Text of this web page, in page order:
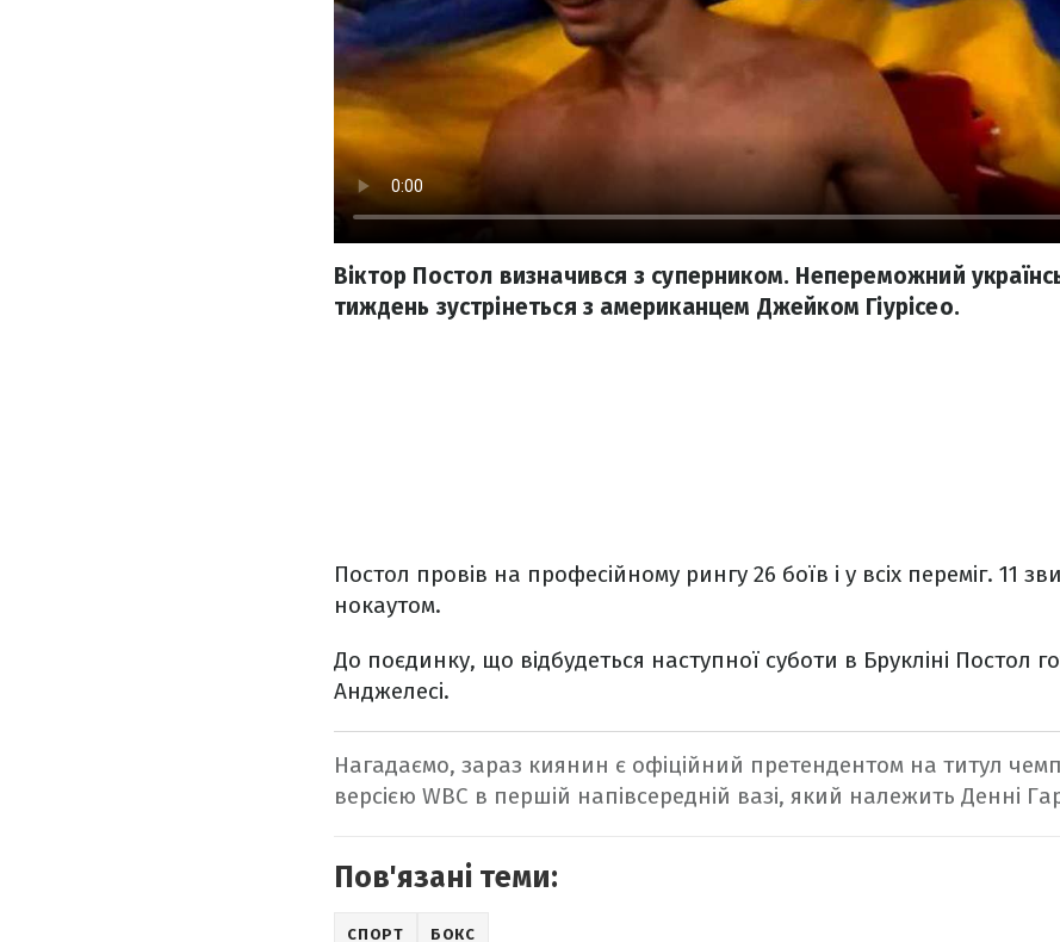
Віктор Постол визначився з суперником. Непереможний
тиждень зустрінеться з американцем Джейком Гіурісео.
Постол провів на професійному рингу 26 боїв і у всіх переміг. 11
нокаутом.
До поєдинку, що відбудеться наступної суботи в Брукліні Постол
Анджелесі.
Нагадаємо, зараз киянин є офіційний претендентом на титул
версією WBC в першій напівсередній вазі, який належить Денні
Пов'язані теми:
СПОРТ БОКС